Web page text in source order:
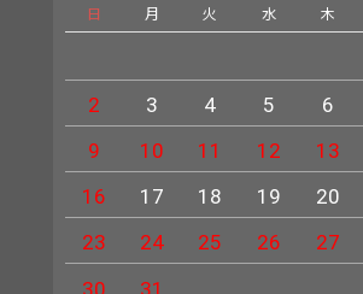
日 月 火 水 木
2
3 4 5 6
9
10 11 12 13
16
17 18 19 20
23
24 25 26 27